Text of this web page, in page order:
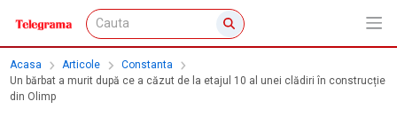
Acasa Articole
Constanta
Un bărbat a murit după ce a căzut de la etajul 10 al unei clădiri în construcție
din Olimp